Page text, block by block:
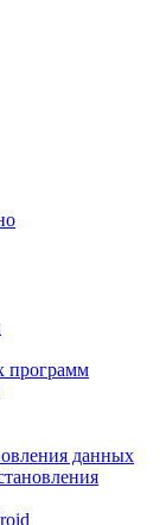
программ
данных